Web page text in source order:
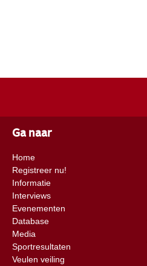
Ga naar
Home
Registreer nu!
Informatie
Interviews
Evenementen
Database
Media
Sportresultaten
Veulen veiling